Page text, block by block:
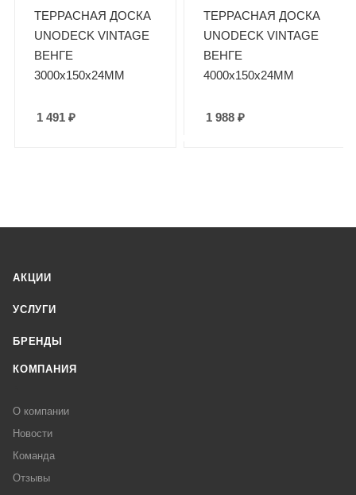
ТЕРРАСНАЯ ДОСКА
UNODECK VINTAGE
ВЕНГЕ
3000х150x24ММ
1 491 ₽
ТЕРРАСНАЯ ДОСКА
UNODECK VINTAGE
ВЕНГЕ
4000х150x24ММ
1 988 ₽
АКЦИИ
УСЛУГИ
БРЕНДЫ
КОМПАНИЯ
О компании
Новости
Команда
Отзывы